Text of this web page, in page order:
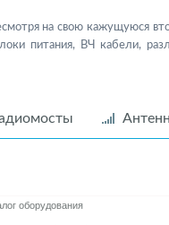
на свою кажущуюся
питания, ВЧ кабели,
оборудования